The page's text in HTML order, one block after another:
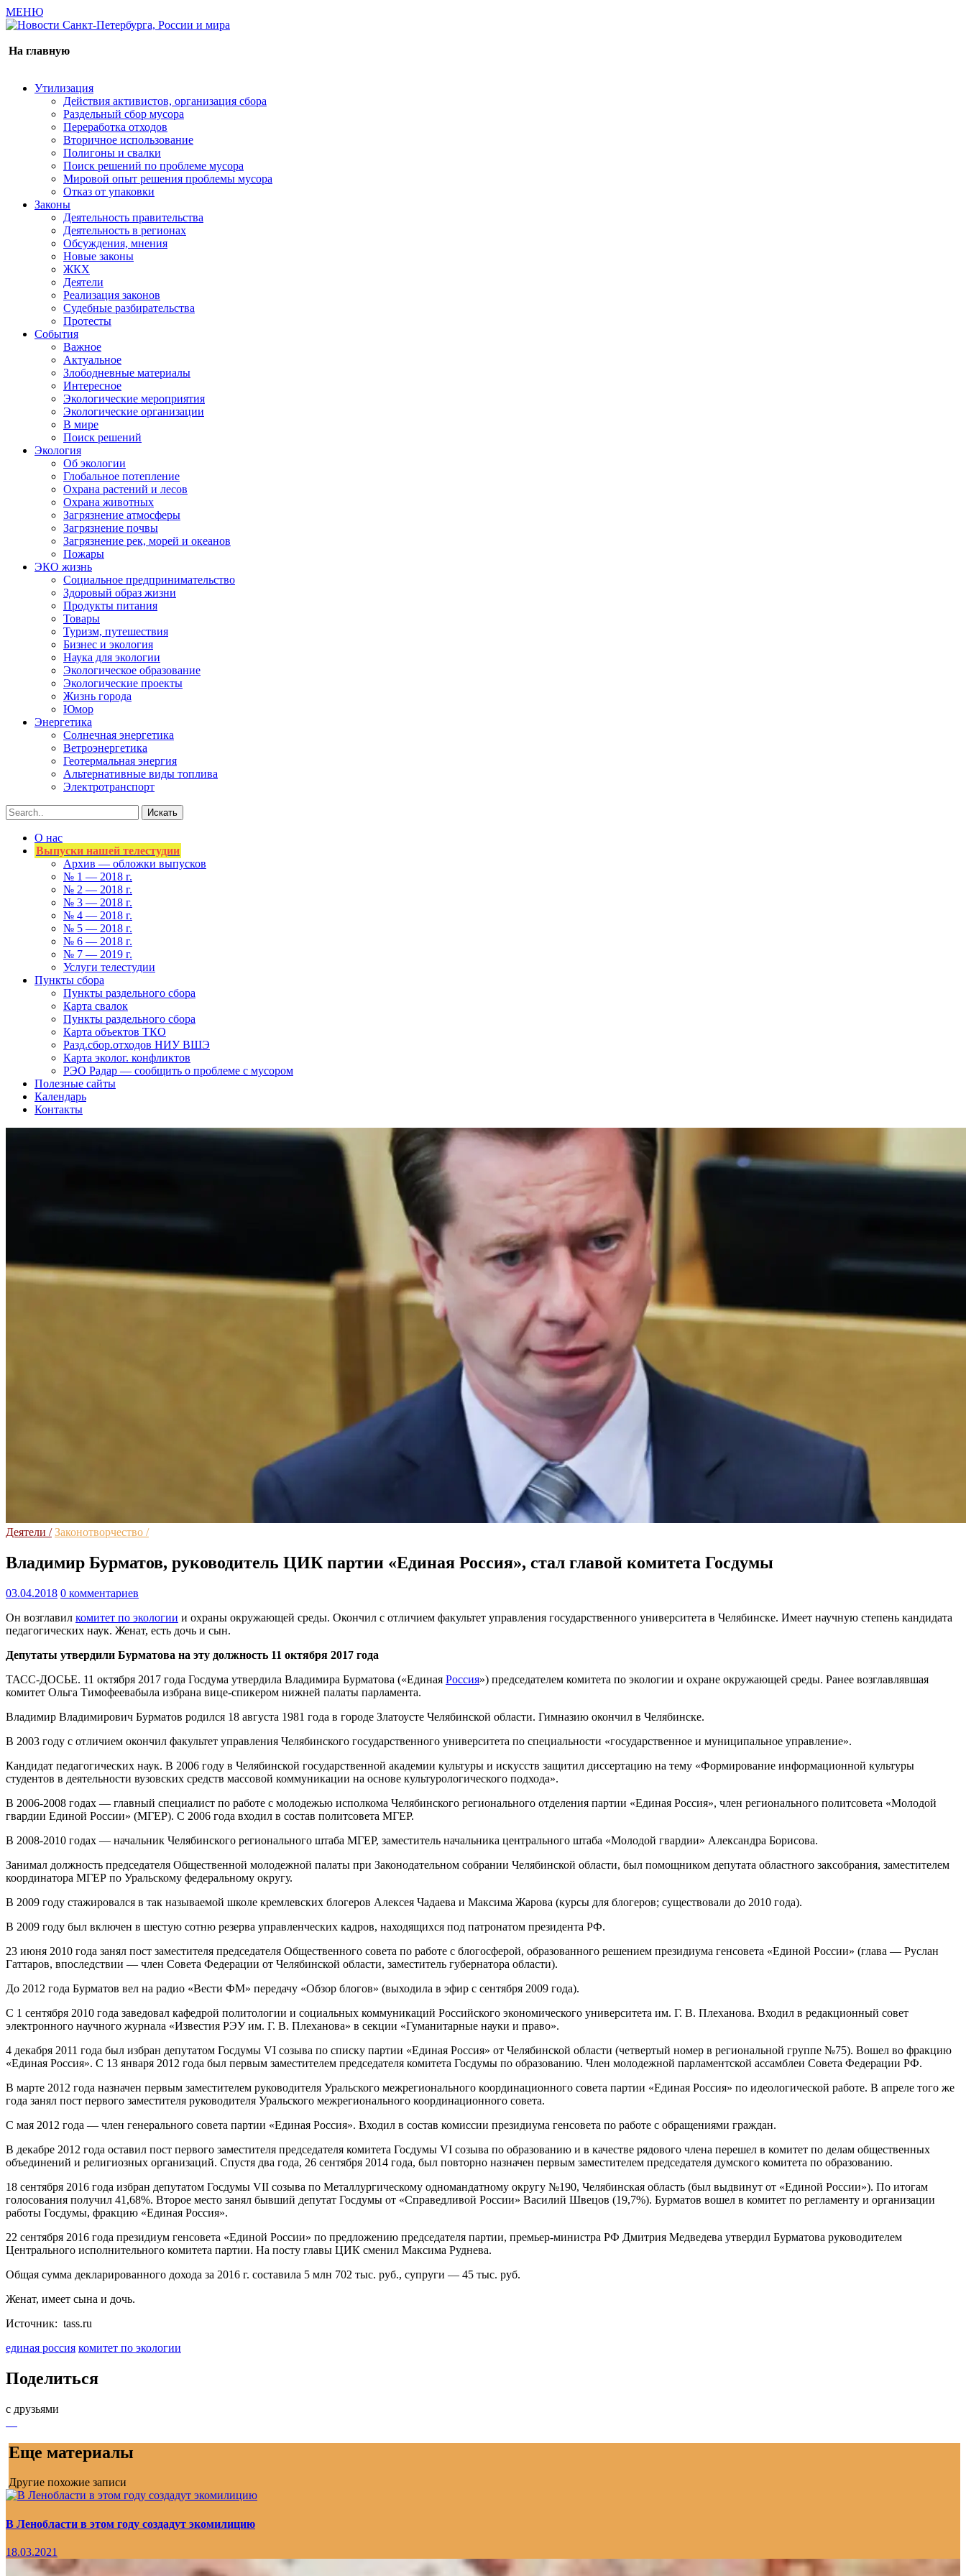
МЕНЮ
На главную
Утилизация
Действия активистов, организация сбора
Раздельный сбор мусора
Переработка отходов
Вторичное использование
Полигоны и свалки
Поиск решений по проблеме мусора
Мировой опыт решения проблемы мусора
Отказ от упаковки
Законы
Деятельность правительства
Деятельность в регионах
Обсуждения, мнения
Новые законы
ЖКХ
Деятели
Реализация законов
Судебные разбирательства
Протесты
События
Важное
Актуальное
Злободневные материалы
Интересное
Экологические мероприятия
Экологические организации
В мире
Поиск решений
Экология
Об экологии
Глобальное потепление
Охрана растений и лесов
Охрана животных
Загрязнение атмосферы
Загрязнение почвы
Загрязнение рек, морей и океанов
Пожары
ЭКО жизнь
Социальное предпринимательство
Здоровый образ жизни
Продукты питания
Товары
Туризм, путешествия
Бизнес и экология
Наука для экологии
Экологическое образование
Экологические проекты
Жизнь города
Юмор
Энергетика
Солнечная энергетика
Ветроэнергетика
Геотермальная энергия
Альтернативные виды топлива
Электротранспорт
О нас
Выпуски нашей телестудии
Архив — обложки выпусков
№ 1 — 2018 г.
№ 2 — 2018 г.
№ 3 — 2018 г.
№ 4 — 2018 г.
№ 5 — 2018 г.
№ 6 — 2018 г.
№ 7 — 2019 г.
Услуги телестудии
Пункты сбора
Пункты раздельного сбора
Карта свалок
Пункты раздельного сбора
Карта объектов ТКО
Разд.сбор.отходов НИУ ВШЭ
Карта эколог. конфликтов
РЭО Радар — сообщить о проблеме с мусором
Полезные сайты
Календарь
Контакты
Деятели / Законотворчество /
Владимир Бурматов, руководитель ЦИК партии «Единая Россия», стал главой комитета Госдумы
03.04.2018 0 комментариев
Он возглавил комитет по экологии и охраны окружающей среды. Окончил с отличием факультет управления государственного университета в Челябинске. Имеет научную степень кандидата
педагогических наук. Женат, есть дочь и сын.
Депутаты утвердили Бурматова на эту должность 11 октября 2017 года
ТАСС-ДОСЬЕ. 11 октября 2017 года Госдума утвердила Владимира Бурматова («Единая Россия») председателем комитета по экологии и охране окружающей среды. Ранее возглавлявшая
комитет Ольга Тимофеевабыла избрана вице-спикером нижней палаты парламента.
Владимир Владимирович Бурматов родился 18 августа 1981 года в городе Златоусте Челябинской области. Гимназию окончил в Челябинске.
В 2003 году с отличием окончил факультет управления Челябинского государственного университета по специальности «государственное и муниципальное управление».
Кандидат педагогических наук. В 2006 году в Челябинской государственной академии культуры и искусств защитил диссертацию на тему «Формирование информационной культуры
студентов в деятельности вузовских средств массовой коммуникации на основе культурологического подхода».
В 2006-2008 годах — главный специалист по работе с молодежью исполкома Челябинского регионального отделения партии «Единая Россия», член регионального политсовета «Молодой
гвардии Единой России» (МГЕР). С 2006 года входил в состав политсовета МГЕР.
В 2008-2010 годах — начальник Челябинского регионального штаба МГЕР, заместитель начальника центрального штаба «Молодой гвардии» Александра Борисова.
Занимал должность председателя Общественной молодежной палаты при Законодательном собрании Челябинской области, был помощником депутата областного заксобрания, заместителем
координатора МГЕР по Уральскому федеральному округу.
В 2009 году стажировался в так называемой школе кремлевских блогеров Алексея Чадаева и Максима Жарова (курсы для блогеров; существовали до 2010 года).
В 2009 году был включен в шестую сотню резерва управленческих кадров, находящихся под патронатом президента РФ.
23 июня 2010 года занял пост заместителя председателя Общественного совета по работе с блогосферой, образованного решением президиума генсовета «Единой России» (глава — Руслан
Гаттаров, впоследствии — член Совета Федерации от Челябинской области, заместитель губернатора области).
До 2012 года Бурматов вел на радио «Вести ФМ» передачу «Обзор блогов» (выходила в эфир с сентября 2009 года).
С 1 сентября 2010 года заведовал кафедрой политологии и социальных коммуникаций Российского экономического университета им. Г. В. Плеханова. Входил в редакционный совет
электронного научного журнала «Известия РЭУ им. Г. В. Плеханова» в секции «Гуманитарные науки и право».
4 декабря 2011 года был избран депутатом Госдумы VI созыва по списку партии «Единая Россия» от Челябинской области (четвертый номер в региональной группе №75). Вошел во фракцию
«Единая Россия». С 13 января 2012 года был первым заместителем председателя комитета Госдумы по образованию. Член молодежной парламентской ассамблеи Совета Федерации РФ.
В марте 2012 года назначен первым заместителем руководителя Уральского межрегионального координационного совета партии «Единая Россия» по идеологической работе. В апреле того же
года занял пост первого заместителя руководителя Уральского межрегионального координационного совета.
С мая 2012 года — член генерального совета партии «Единая Россия». Входил в состав комиссии президиума генсовета по работе с обращениями граждан.
В декабре 2012 года оставил пост первого заместителя председателя комитета Госдумы VI созыва по образованию и в качестве рядового члена перешел в комитет по делам общественных
объединений и религиозных организаций. Спустя два года, 26 сентября 2014 года, был повторно назначен первым заместителем председателя думского комитета по образованию.
18 сентября 2016 года избран депутатом Госдумы VII созыва по Металлургическому одномандатному округу №190, Челябинская область (был выдвинут от «Единой России»). По итогам
голосования получил 41,68%. Второе место занял бывший депутат Госдумы от «Справедливой России» Василий Швецов (19,7%). Бурматов вошел в комитет по регламенту и организации
работы Госдумы, фракцию «Единая Россия».
22 сентября 2016 года президиум генсовета «Единой России» по предложению председателя партии, премьер-министра РФ Дмитрия Медведева утвердил Бурматова руководителем
Центрального исполнительного комитета партии. На посту главы ЦИК сменил Максима Руднева.
Общая сумма декларированного дохода за 2016 г. составила 5 млн 702 тыс. руб., супруги — 45 тыс. руб.
Женат, имеет сына и дочь.
Источник: tass.ru
единая россия комитет по экологии
Поделиться
с друзьями
Еще материалы
Другие похожие записи
В Ленобласти в этом году создадут экомилицию
18.03.2021